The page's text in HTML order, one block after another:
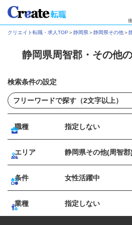
クリエイト転職・求人TOP ＞静岡県＞静岡県その他＞
静岡県周智郡・その他
検索条件の設定
職種 指定しない
エリア 静岡県その他(周智郡)
条件 女性活躍中
業種 指定しない